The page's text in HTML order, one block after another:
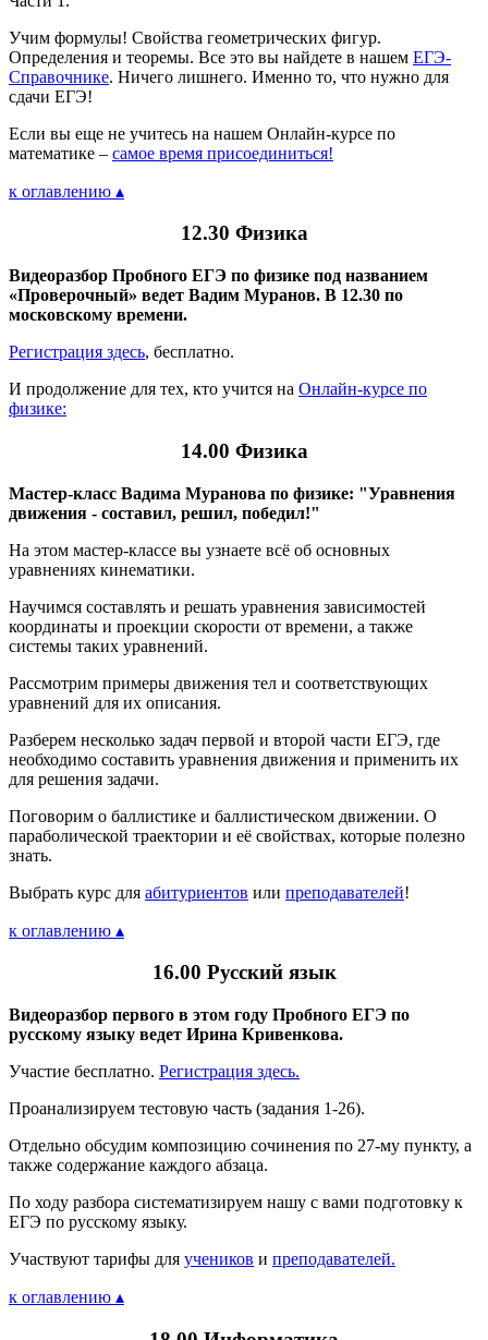
Учим формулы! Свойства геометрических фигур.
Определения и теоремы. Все это вы найдете в нашем ЕГЭ-
Справочнике. Ничего лишнего. Именно то, что нужно для
сдачи ЕГЭ!
Если вы еще не учитесь на нашем Онлайн-курсе по
математике – самое время присоединиться!
к оглавлению ▴
12.30 Физика
Видеоразбор Пробного ЕГЭ по физике под названием
«Проверочный» ведет Вадим Муранов. В 12.30 по
московскому времени.
Регистрация здесь, бесплатно.
И продолжение для тех, кто учится на Онлайн-курсе по
физике:
14.00 Физика
Мастер-класс Вадима Муранова по физике: "Уравнения
движения - составил, решил, победил!"
На этом мастер-классе вы узнаете всё об основных
уравнениях кинематики.
Научимся составлять и решать уравнения зависимостей
координаты и проекции скорости от времени, а также
системы таких уравнений.
Рассмотрим примеры движения тел и соответствующих
уравнений для их описания.
Разберем несколько задач первой и второй части ЕГЭ, где
необходимо составить уравнения движения и применить их
для решения задачи.
Поговорим о баллистике и баллистическом движении. О
параболической траектории и её свойствах, которые полезно
знать.
Выбрать курс для абитуриентов или преподавателей!
к оглавлению ▴
16.00 Русский язык
Видеоразбор первого в этом году Пробного ЕГЭ по
русскому языку ведет Ирина Кривенкова.
Участие бесплатно. Регистрация здесь.
Проанализируем тестовую часть (задания 1-26).
Отдельно обсудим композицию сочинения по 27-му пункту, а
также содержание каждого абзаца.
По ходу разбора систематизируем нашу с вами подготовку к
ЕГЭ по русскому языку.
Участвуют тарифы для учеников и преподавателей.
к оглавлению ▴